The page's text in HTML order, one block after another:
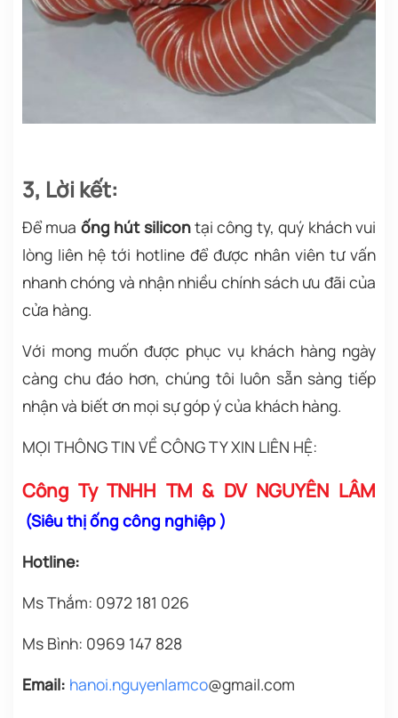
3, Lời kết:
Để mua ống hút silicontại công ty, quý khách vui
lòng liên hệ tới hotline để được nhân viên tư vấn
nhanh chóng và nhận nhiều chính sách ưu đãi của
cửa hàng.
Với mong muốn được phục vụ khách hàng ngày
càng chu đáo hơn, chúng tôi luôn sẵn sàng tiếp
nhận và biết ơn mọi sự góp ý của khách hàng.
MỌI THÔNG TIN VỀ CÔNG TY XIN LIÊN HỆ:
Công Ty TNHH TM & DV NGUYÊN LÂM
(Siêu thị ống công nghiệp)
Hotline:
Ms Thắm: 0972 181 026
Ms Bình: 0969 147 828
Email: hanoi.nguyenlamco@gmail.com